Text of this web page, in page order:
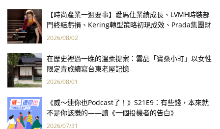
【時尚產業一週要事】愛馬仕業績成長、LVMH時裝部
門終結虧損、Kering轉型策略初現成效、Prada集團財
報亮眼
2026/08/02
在歷史裡過一晚的溫柔提案：雲品「寶桑小町」以女性
限定青旅續寫台東老屋記憶
2026/08/01
《威～連你也Podcast了！》S21E9：有些錢，本來就
不是你該賺的——讀《一個投機者的告白》
2026/07/31